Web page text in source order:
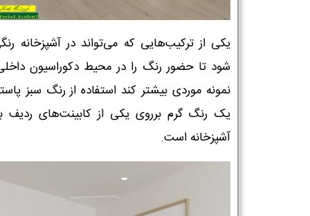
یکی از ترکیب‌هایی که می‌تواند در آشپزخانه
شود تا حضور رنگ را در محیط دکوراسیون
نمونه موردی بیشتر کند استفاده از رنگ سبز
یک رنگ گرم برروی یکی از کابینت‌های ردیف
آشپزخانه است.